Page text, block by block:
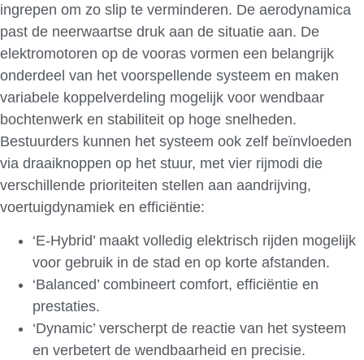
ingrepen om zo slip te verminderen. De aerodynamica
past de neerwaartse druk aan de situatie aan. De
elektromotoren op de vooras vormen een belangrijk
onderdeel van het voorspellende systeem en maken
variabele koppelverdeling mogelijk voor wendbaar
bochtenwerk en stabiliteit op hoge snelheden.
Bestuurders kunnen het systeem ook zelf beïnvloeden
via draaiknoppen op het stuur, met vier rijmodi die
verschillende prioriteiten stellen aan aandrijving,
voertuigdynamiek en efficiëntie:
‘E-Hybrid’ maakt volledig elektrisch rijden mogelijk
voor gebruik in de stad en op korte afstanden.
‘Balanced’ combineert comfort, efficiëntie en
prestaties.
‘Dynamic’ verscherpt de reactie van het systeem
en verbetert de wendbaarheid en precisie.